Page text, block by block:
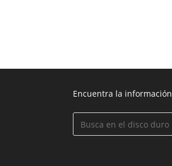
Encuentra la información